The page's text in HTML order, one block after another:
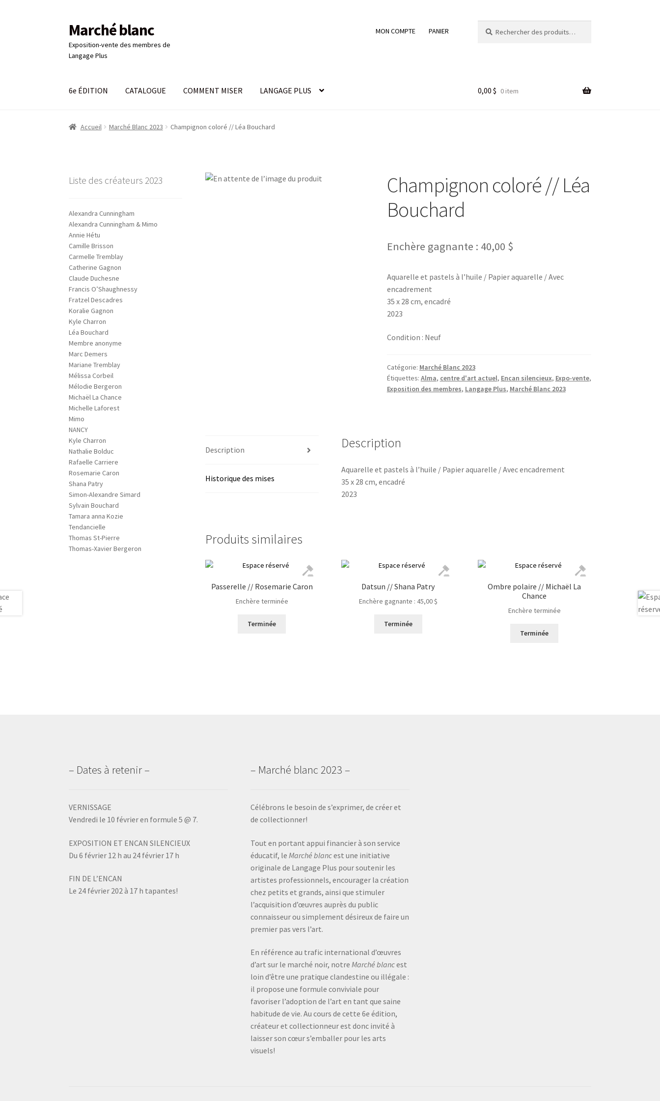
Aller
à
la
navigation
Aller
au
contenu
Marché blanc
Exposition-vente des membres de
Langage Plus
MON COMPTE PANIER
6e ÉDITION CATALOGUE COMMENT MISER LANGAGE PLUS
Accueil #661 (pas de titre) 6e ÉDITION Commande COMMENT MISER
0,00 $ 0 item
Accueil Marché Blanc 2023 Champignon coloré // Léa Bouchard
Champignon coloré // Léa
Bouchard
Enchère gagnante : 40,00 $
Aquarelle et pastels à l’huile / Papier aquarelle / Avec
encadrement
35 x 28 cm, encadré
2023
Condition : Neuf
Catégorie: Marché Blanc 2023
Étiquettes: Alma, centre d'art actuel, Encan silencieux, Expo-vente,
Exposition des membres, Langage Plus, Marché Blanc 2023
Description
Historique des mises
Description
Aquarelle et pastels à l’huile / Papier aquarelle / Avec encadrement
35 x 28 cm, encadré
2023
Produits similaires
Passerelle // Rosemarie Caron
Enchère terminée
Terminée
Datsun // Shana Patry
Enchère gagnante : 45,00 $
Terminée
Ombre polaire // Michaël La
Chance
Enchère terminée
Terminée
Liste des créateurs 2023
Alexandra Cunningham
Alexandra Cunningham & Mimo
Annie Hétu
Camille Brisson
Carmelle Tremblay
Catherine Gagnon
Claude Duchesne
Francis O’Shaughnessy
Fratzel Descadres
Koralie Gagnon
Kyle Charron
Léa Bouchard
Membre anonyme
Marc Demers
Mariane Tremblay
Mélissa Corbeil
Mélodie Bergeron
Michaël La Chance
Michelle Laforest
Mimo
NANCY
Kyle Charron
Nathalie Bolduc
Rafaelle Carriere
Rosemarie Caron
Shana Patry
Simon-Alexandre Simard
Sylvain Bouchard
Tamara anna Kozie
Tendancielle
Thomas St-Pierre
Thomas-Xavier Bergeron
– Dates à retenir –
VERNISSAGE
Vendredi le 10 février en formule 5 @ 7.
EXPOSITION ET ENCAN SILENCIEUX
Du 6 février 12 h au 24 février 17 h
FIN DE L’ENCAN
Le 24 février 202 à 17 h tapantes!
– Marché blanc 2023 –
Célébrons le besoin de s’exprimer, de créer et
de collectionner!
Tout en portant appui financier à son service
éducatif, le Marché blancest une initiative
originale de Langage Plus pour soutenir les
artistes professionnels, encourager la création
chez petits et grands, ainsi que stimuler
l’acquisition d’œuvres auprès du public
connaisseur ou simplement désireux de faire un
premier pas vers l’art.
En référence au trafic international d’œuvres
d’art sur le marché noir, notreMarché blancest
loin d’être une pratique clandestine ou illégale :
il propose une formule conviviale pour
favoriser l’adoption de l’art en tant que saine
habitude de vie. Au cours de cette 6e édition,
créateur et collectionneur est donc invité à
laisser son cœur s’emballer pour les arts
visuels!